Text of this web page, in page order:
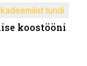
koostööni
tundi